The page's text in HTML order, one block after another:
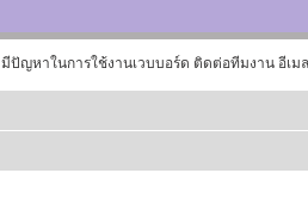
มีปัญหาในการใช้งานเวบบอร์ด ติดต่อทีมงาน อีเม